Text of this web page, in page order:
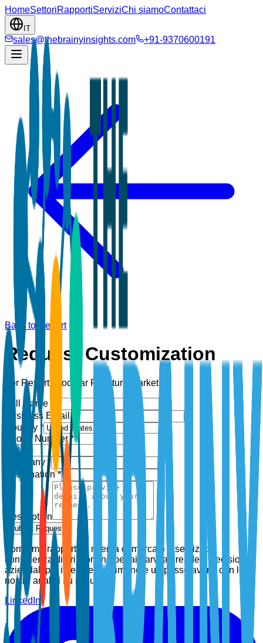
HomeSettoriRapportiServiziChi siamoContattaci
IT
sales@thebrainyinsights.com +91-9370600191
Back to Report
Request Customization
For Report: Modular Furniture Market
Full Name *
Business Email *
Country *
Phone Number *
Company *
Designation *
Description
Submit Request
Forniamo rapporti di ricerca di mercato e servizi di
consulenza di prim'ordine per aiutarvi a prendere decisioni
aziendali più intelligenti. Rimanete un passo avanti con le
nostre analisi su misura.
LinkedIn